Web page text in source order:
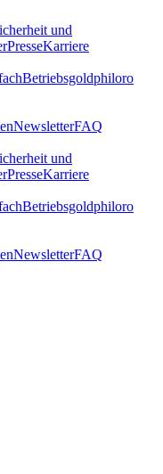
und
PresseKarriere
Betriebsgoldphiloro
NewsletterFAQ
und
PresseKarriere
Betriebsgoldphiloro
NewsletterFAQ